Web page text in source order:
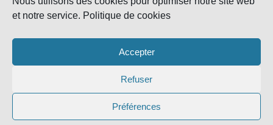
et notre service. Politique de cookies
Accepter
Refuser
Préférences
Copyright © 2022 - Gemmes-Naturelles